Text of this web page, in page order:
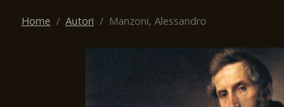
Home Autori Manzoni, Alessandro